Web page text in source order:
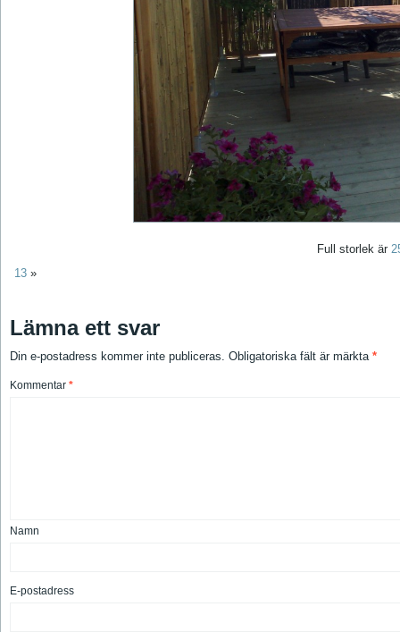
Full storlek är
13 »
Lämna ett svar
Din e-postadress kommer inte publiceras. Obligatoriska fält är märkta *
Kommentar *
Namn
E-postadress